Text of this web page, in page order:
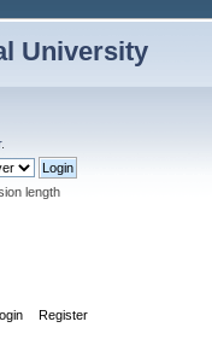
University
.
length
Register